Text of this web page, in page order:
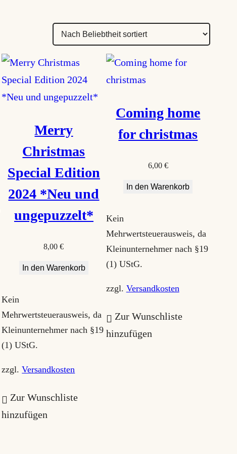
Merry
Christmas
Special Edition
2024 *Neu und
ungepuzzelt*
8,00€
In den Warenkorb
Kein
Mehrwertsteuerausweis, da
Kleinunternehmer nach §19
(1) UStG.
zzgl.Versandkosten
Zur Wunschliste
hinzufügen
Coming home
for christmas
6,00 €
In den Warenkorb
Kein
Mehrwertsteuerausweis, da
Kleinunternehmer nach §19
(1) UStG.
zzgl. Versandkosten
Zur Wunschliste
hinzufügen